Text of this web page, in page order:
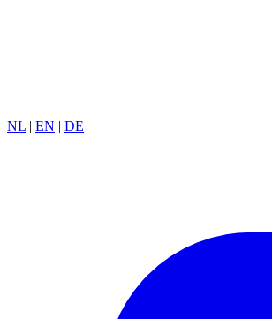
NL | EN | DE